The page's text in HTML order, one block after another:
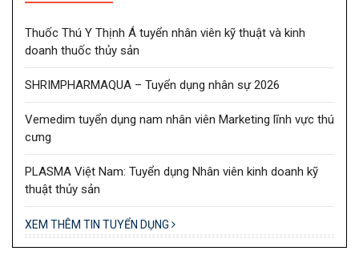
Thuốc Thú Y Thịnh Á tuyển nhân viên kỹ thuật và kinh
doanh thuốc thủy sản
SHRIMPHARMAQUA – Tuyển dụng nhân sự 2026
Vemedim tuyển dụng nam nhân viên Marketing lĩnh vực thú
cưng
PLASMA Việt Nam: Tuyển dụng Nhân viên kinh doanh kỹ
thuật thủy sản
XEM THÊM TIN TUYỂN DỤNG